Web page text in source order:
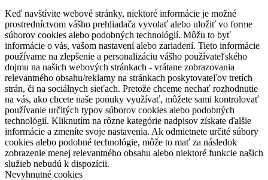
Keď navštívite webové stránky, niektoré informácie je možné
prostredníctvom vášho prehliadača vyvolať alebo uložiť vo forme
súborov cookies alebo podobných technológií. Môžu to byť
informácie o vás, vašom nastavení alebo zariadení. Tieto informácie
používame na zlepšenie a personalizáciu vášho používateľského
dojmu na našich webových stránkach - vrátane zobrazovania
relevantného obsahu/reklamy na stránkach poskytovateľov tretích
strán, či na sociálnych sieťach. Pretože chceme nechať rozhodnutie
na vás, ako chcete naše ponuky využívať, môžete sami kontrolovať
používanie určitých typov súborov cookies alebo podobných
technológií. Kliknutím na rôzne kategórie nadpisov získate ďalšie
informácie a zmeníte svoje nastavenia. Ak odmietnete určité súbory
cookies alebo podobné technológie, môže to mať za následok
zobrazenie menej relevantného obsahu alebo niektoré funkcie našich
služieb nebudú k dispozícii.
Nevyhnutné cookies